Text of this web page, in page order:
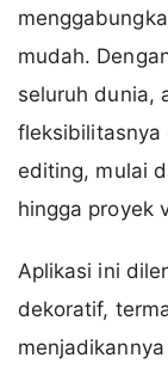
mudah.
seluruh dunia,
fleksibilitasnya
editing, mulai
hingga proyek
Aplikasi ini
dekoratif,